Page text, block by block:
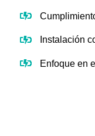
Instalación
Enfoque en